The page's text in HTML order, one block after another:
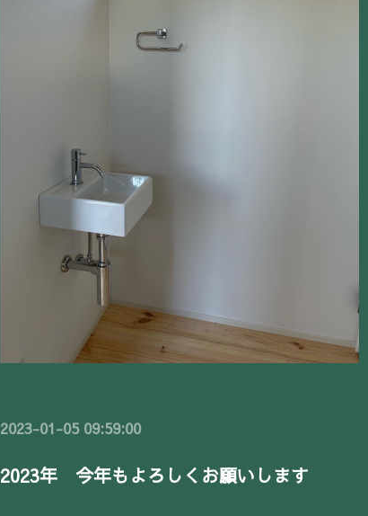
2023-01-05 09:59:00
2023年 今年もよろしくお願いします